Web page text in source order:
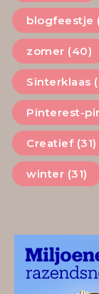
blogfeestje
zomer (40)
Sinterklaas
Pinterest-
Creatief (31)
winter (31)